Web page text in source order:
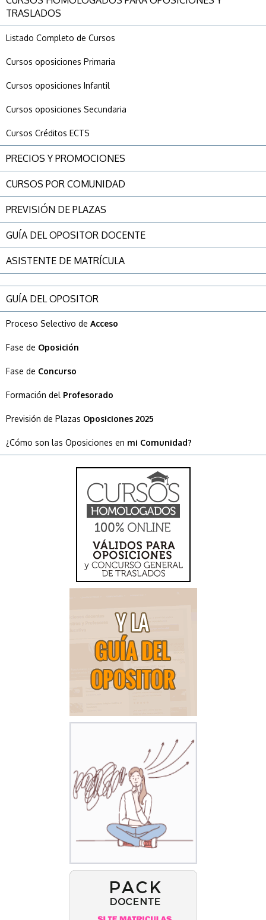
TRASLADOS
Listado Completo de Cursos
Cursos oposiciones Primaria
Cursos oposiciones Infantil
Cursos oposiciones Secundaria
Cursos Créditos ECTS
PRECIOS Y PROMOCIONES
CURSOS POR COMUNIDAD
PREVISIÓN DE PLAZAS
GUÍA DEL OPOSITOR DOCENTE
ASISTENTE DE MATRÍCULA
GUÍA DEL OPOSITOR
Proceso Selectivo de Acceso
Fase de Oposición
Fase de Concurso
Formación del Profesorado
Previsión de Plazas Oposiciones 2025
¿Cómo son las Oposiciones en mi Comunidad?